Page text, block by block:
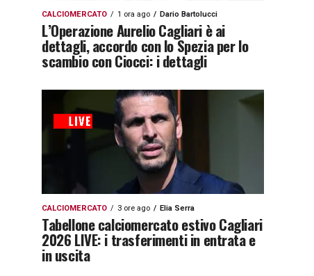
CALCIOMERCATO 1 ora ago Dario Bartolucci
L’Operazione Aurelio Cagliari è ai
dettagli, accordo con lo Spezia per lo
scambio con Ciocci: i dettagli
CALCIOMERCATO 3 ore ago Elia Serra
Tabellone calciomercato estivo Cagliari
2026 LIVE: i trasferimenti in entrata e
in uscita